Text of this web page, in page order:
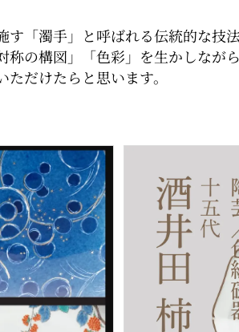
す「濁手」と呼ばれる伝統的な技
称の構図」「色彩」を生かしなが
だけたらと思います。